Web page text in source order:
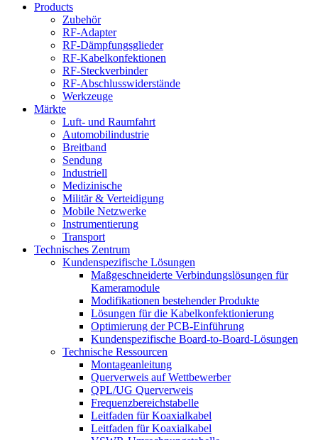
Products
Zubehör
RF-Adapter
RF-Dämpfungsglieder
RF-Kabelkonfektionen
RF-Steckverbinder
RF-Abschlusswiderstände
Werkzeuge
Märkte
Luft- und Raumfahrt
Automobilindustrie
Breitband
Sendung
Industriell
Medizinische
Militär & Verteidigung
Mobile Netzwerke
Instrumentierung
Transport
Technisches Zentrum
Kundenspezifische Lösungen
Maßgeschneiderte Verbindungslösungen für
Kameramodule
Modifikationen bestehender Produkte
Lösungen für die Kabelkonfektionierung
Optimierung der PCB-Einführung
Kundenspezifische Board-to-Board-Lösungen
Technische Ressourcen
Montageanleitung
Querverweis auf Wettbewerber
QPL/UG Querverweis
Frequenzbereichstabelle
Leitfaden für Koaxialkabel
Leitfaden für Koaxialkabel